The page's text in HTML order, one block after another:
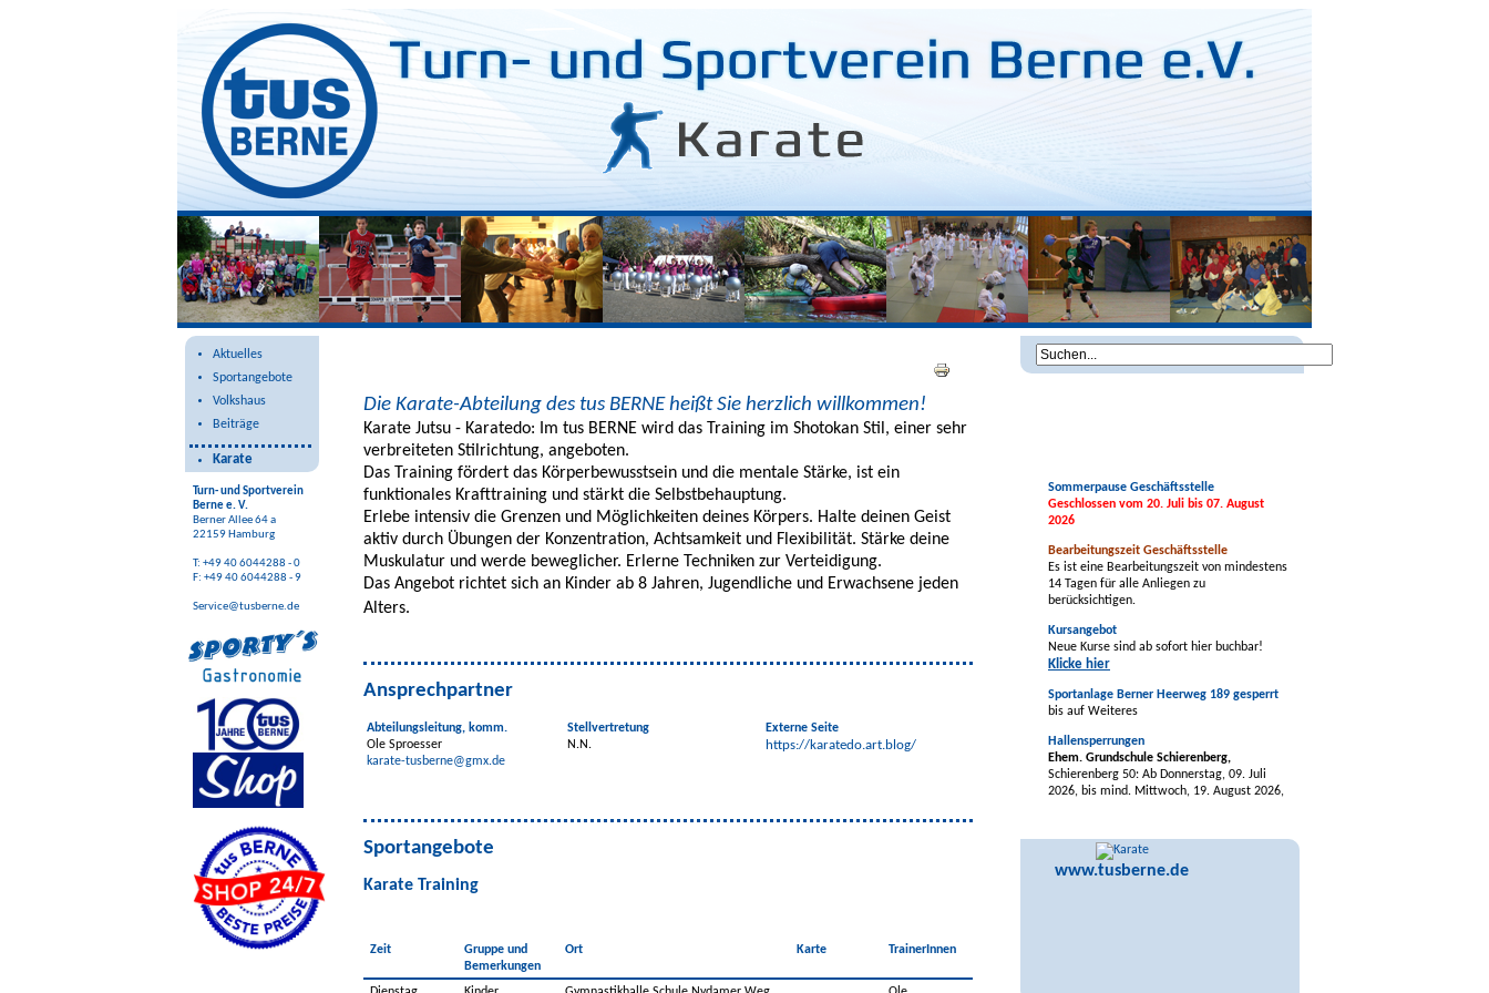
Aktuelles
Sportangebote
Volkshaus
Beiträge
Karate
Turn- und Sportverein
Berne e. V.
Berner Allee 64 a
22159 Hamburg
T: +49 40 6044288 - 0
F: +49 40 6044288 - 9
Service@tusberne.de
Die Karate-Abteilung des tus BERNE heißt Sie herzlich willkommen!
Karate Jutsu - Karatedo: Im tus BERNE wird das Training im Shotokan Stil, einer sehr
verbreiteten Stilrichtung, angeboten.
Das Training fördert das Körperbewusstsein und die mentale Stärke, ist ein
funktionales Krafttraining und stärkt die Selbstbehauptung.
Erlebe intensiv die Grenzen und Möglichkeiten deines Körpers. Halte deinen Geist
aktiv durch Übungen der Konzentration, Achtsamkeit und Flexibilität. Stärke deine
Muskulatur und werde beweglicher. Erlerne Techniken zur Verteidigung.
Das Angebot richtet sich an Kinder ab 8 Jahren, Jugendliche und Erwachsene jeden
Alters.
Ansprechpartner
Abteilungsleitung, komm.
Ole Sproesser
karate-tusberne@gmx.de
Stellvertretung
N.N.
Externe Seite
https://karatedo.art.blog/
Sportangebote
Karate Training
Zeit
Gruppe und
Bemerkungen
Ort Karte TrainerInnen
Sommerpause Geschäftsstelle
Geschlossen vom 20. Juli bis 07. August
2026
Bearbeitungszeit Geschäftsstelle
Es ist eine Bearbeitungszeit von mindestens
14 Tagen für alle Anliegen zu
berücksichtigen.
Kursangebot
Neue Kurse sind ab sofort hier buchbar!
Klicke hier
Sportanlage Berner Heerweg 189 gesperrt
bis auf Weiteres
Hallensperrungen
Ehem. Grundschule Schierenberg,
Schierenberg 50: Ab Donnerstag, 09. Juli
2026, bis mind. Mittwoch, 19. August 2026,
tus BERNE-Vereinszentrum -
Mehrzweckhalle,Berner Allee 64a: Ab
Montag, 03. August 2026, bis voraussichtlich
www.tusberne.de